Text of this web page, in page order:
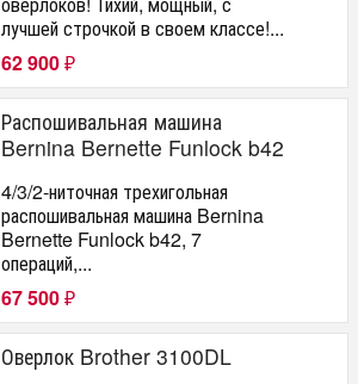
лучшей строчкой в своем классе!...
62 900 ₽
Распошивальная машина
Bernina Bernette Funlock b42
4/3/2-ниточная трехигольная
распошивальная машина Bernina
Bernette Funlock b42, 7
операций,...
67 500 ₽
Оверлок Brother 3100DL